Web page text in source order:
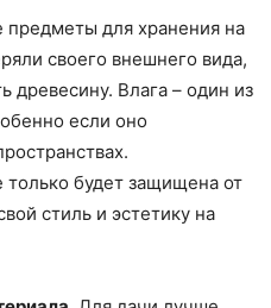
для хранения на
своего внешнего вида,
древесину. Влага – один из
если оно
только будет защищена от
стиль и эстетику на